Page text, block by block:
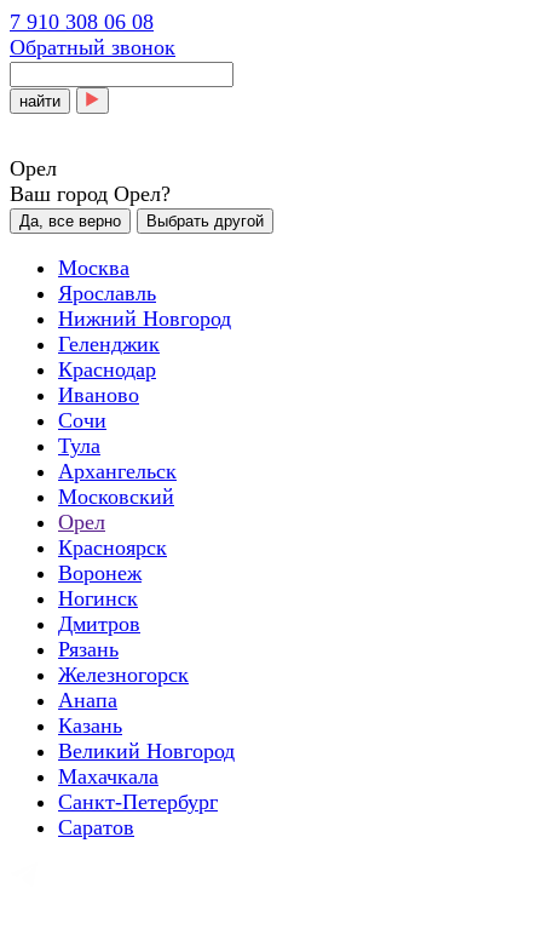
7 910 308 06 08
Обратный звонок
найти
Орел
Ваш город Орел?
Да, все верно Выбрать другой
Москва
Ярославль
Нижний Новгород
Геленджик
Краснодар
Иваново
Сочи
Тула
Архангельск
Московский
Орел
Красноярск
Воронеж
Ногинск
Дмитров
Рязань
Железногорск
Анапа
Казань
Великий Новгород
Махачкала
Санкт-Петербург
Саратов